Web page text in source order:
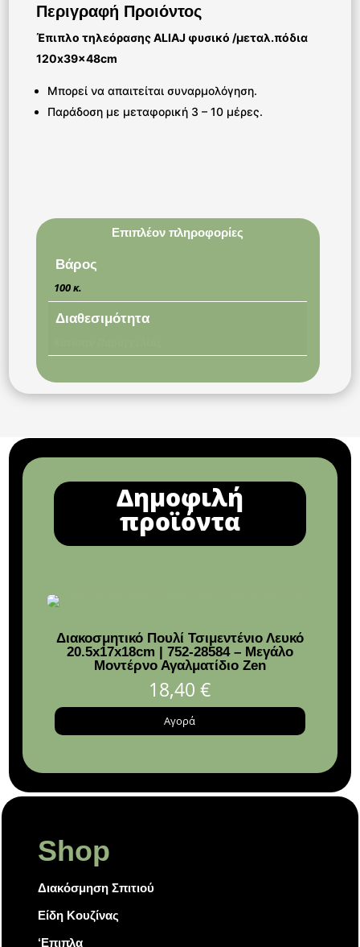
Περιγραφή Προιόντος
Έπιπλο τηλεόρασης ALIAJ φυσικό /μεταλ.πόδια
120x39x48cm
Μπορεί να απαιτείται συναρμολόγηση.
Παράδοση με μεταφορική 3 – 10 μέρες.
Επιπλέον πληροφορίες
Βάρος
100 κ.
Διαθεσιμότητα
Δημοφιλή
προϊόντα
Διακοσμητικό Πουλί Τσιμεντένιο Λευκό
20.5x17x18cm | 752-28584 – Μεγάλο
Μοντέρνο Αγαλματίδιο Zen
18,40 €
Αγορά
Shop
Διακόσμηση Σπιτιού
Είδη Κουζίνας
‘Επιπλα